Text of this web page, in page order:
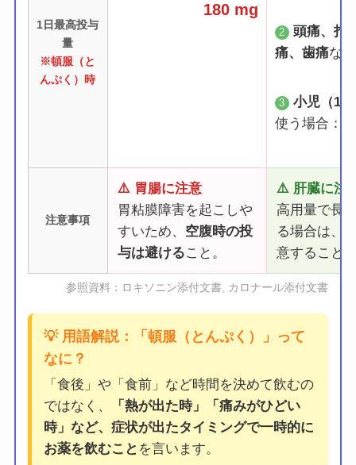
1日最高投与
量
※頓服（と
んぷく）時
180 mg
2
頭痛、打
痛、歯痛な
3
小児（15
使う場合：
注意事項
⚠️ 胃腸に注意
胃粘膜障害を起こしや
すいため、 空腹時の投
与は避けること。
⚠️ 肝臓に注
高用量で長
る場合は、
意すること
参照資料：ロキソニン添付文書, カロナール添付文書
💡 用語解説：「頓服（とんぷく）」って
なに？
「食後」や「食前」など時間を決めて飲むの
ではなく、
「熱が出た時」「痛みがひどい
時」など、症状が出たタイミングで一時的に
お薬を飲むこと を言います。